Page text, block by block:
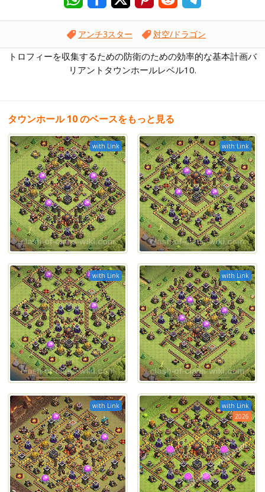
アンチ3スター 対空/ドラゴン
トロフィーを収集するための防衛のための効率的な基本計画バ
リアントタウンホールレベル10.
タウンホール 10 のベースをもっと見る
with Link with Link
with Link with Link
with Link
with Link
2026